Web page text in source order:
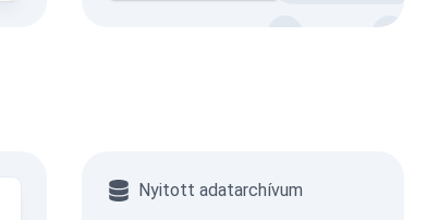
Nyitott adatarchívum